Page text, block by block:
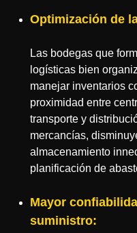
Optimización de
Las bodegas que
logísticas bien
manejar inventarios
proximidad entre
transporte y
mercancías,
almacenamiento
planificación de
Mayor
suministro: